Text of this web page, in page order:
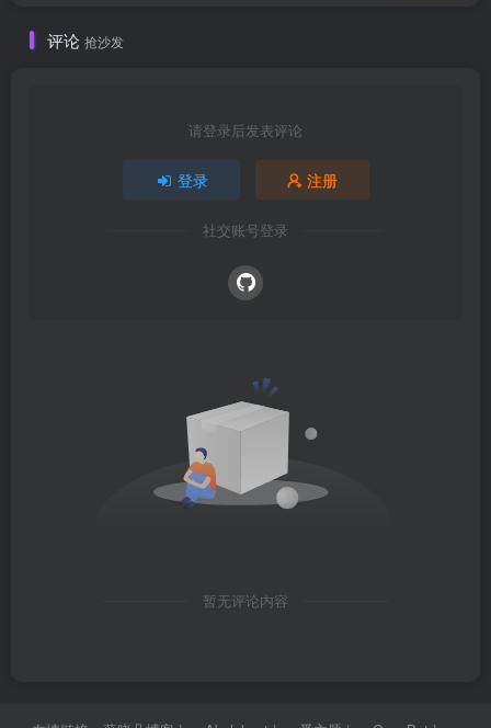
评论 抢沙发
请登录后发表评论
登录 注册
社交账号登录
暂无评论内容